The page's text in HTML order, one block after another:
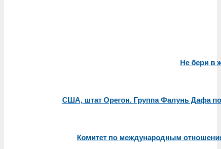
Не бери в
США, штат Орегон. Группа Фалунь Дафа
Комитет по международным